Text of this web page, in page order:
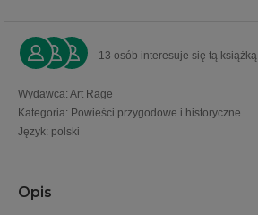
13 osób interesuje się tą książką
Wydawca: Art Rage
Kategoria: Powieści przygodowe i historyczne
Język: polski
Opis